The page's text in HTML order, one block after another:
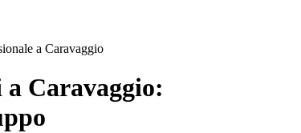
a Caravaggio
Caravaggio: